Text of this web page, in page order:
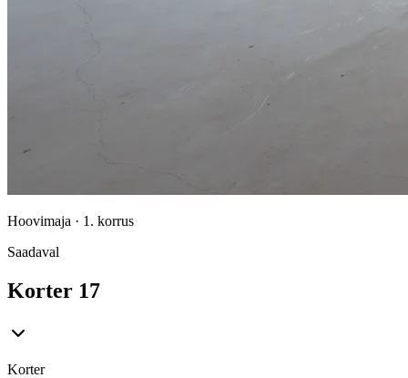
Hoovimaja · 1. korrus
Saadaval
Korter 17
Korter